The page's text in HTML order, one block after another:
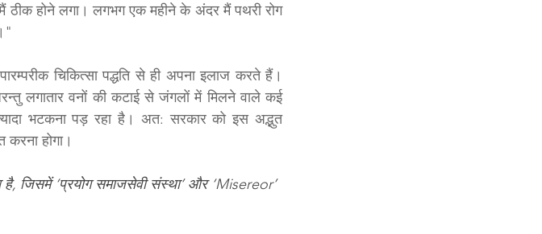
ठीक होने लगा। लगभग एक महीने के अंदर मैं पथरी रोग
चिकित्सा पद्धति से ही अपना इलाज करते हैं।
लगातार वनों की कटाई से जंगलों में मिलने वाले कई
भटकना पड़ रहा है। अत: सरकार को इस अद्भुत
करना होगा।
जिसमें ‘प्रयोग समाजसेवी संस्था’ और ‘Misereor’